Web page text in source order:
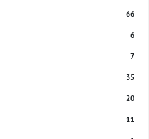
66
6
7
35
20
11